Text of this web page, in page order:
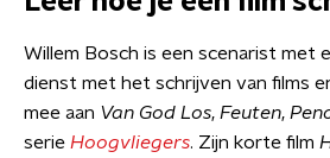
Willem Bosch is een scenarist met
dienst met het schrijven van films
mee aan Van God Los, Feuten,
serie Hoogvliegers. Zijn korte film